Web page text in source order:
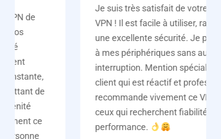
Je suis très satisfait de votre système
VPN ! Il est facile à utiliser, rapide, et offre
une excellente sécurité. Je peux accéder
à mes périphériques sans aucune
interruption. Mention spéciale au support
client qui est réactif et professionnel. Je
recommande vivement ce VPN à tous
ceux qui recherchent fiabilité et
performance.